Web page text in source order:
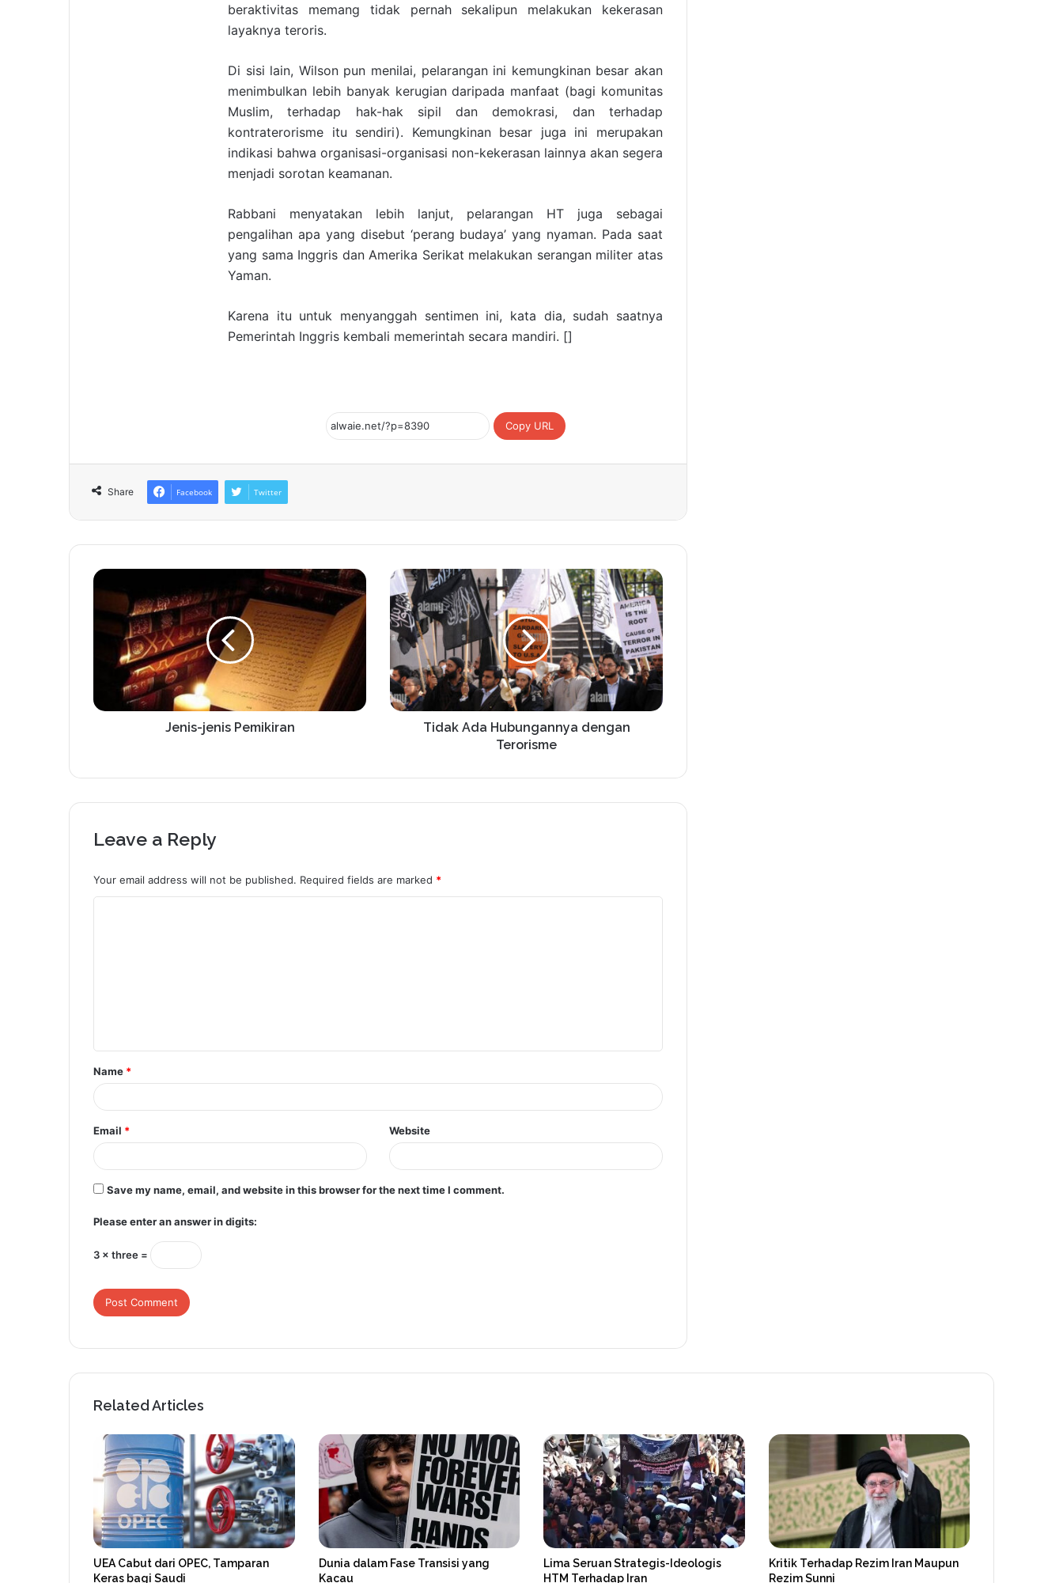
beraktivitas memang tidak pernah sekalipun melakukan kekerasan
layaknya teroris.
Di sisi lain, Wilson pun menilai, pelarangan ini kemungkinan besar akan
menimbulkan lebih banyak kerugian daripada manfaat (bagi komunitas
Muslim, terhadap hak-hak sipil dan demokrasi, dan terhadap
kontraterorisme itu sendiri). Kemungkinan besar juga ini merupakan
indikasi bahwa organisasi-organisasi non-kekerasan lainnya akan segera
menjadi sorotan keamanan.
Rabbani menyatakan lebih lanjut, pelarangan HT juga sebagai
pengalihan apa yang disebut ‘perang budaya’ yang nyaman. Pada saat
yang sama Inggris dan Amerika Serikat melakukan serangan militer atas
Yaman.
Karena itu untuk menyanggah sentimen ini, kata dia, sudah saatnya
Pemerintah Inggris kembali memerintah secara mandiri. []
Copy URL
Share Facebook Twitter
Jenis-jenis Pemikiran
Tidak Ada Hubungannya dengan
Terorisme
Leave a Reply
Your email address will not be published. Required fields are marked *
t
*
Name *
Email * Website
Save my name, email, and website in this browser for the next time I comment.
Please enter an answer in digits:
3 × three =
Related Articles
UEA Cabut dari OPEC, Tamparan
Keras bagi Saudi
Dunia dalam Fase Transisi yang
Kacau
Lima Seruan Strategis-Ideologis
HTM Terhadap Iran
Kritik Terhadap Rezim Iran Maupun
Rezim Sunni